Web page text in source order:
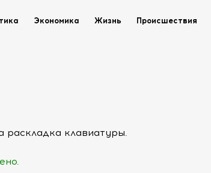
Экономика Жизнь Происшествия
раскладка клавиатуры.